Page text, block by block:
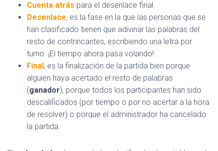
Cuenta atrás para el desenlace final.
Desenlace, es la fase en la que las personas que se
han clasificado tienen que adivinar las palabras del
resto de contrincantes, escribiendo una letra por
turno. ¡El tiempo ahora pasa volando!
Final, es la finalización de la partida bien porque
alguien haya acertado el resto de palabras
(ganador), porque todos los participantes han sido
descalificados (por tiempo o por no acertar a la hora
de resolver) o porque el administrador ha cancelado
la partida.